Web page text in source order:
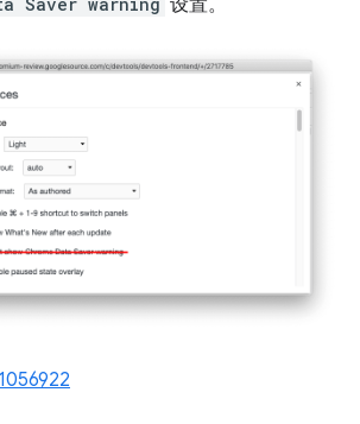
Saver warning 设置。
1056922